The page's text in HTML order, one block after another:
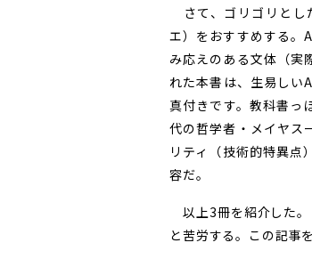
さて、ゴリゴリとし
エ）をおすすめする。
み応えのある文体（実
れた本書は、生易しい
真付きです。教科書っ
代の哲学者・メイヤス
リティ（技術的特異点
容だ。
以上3冊を紹介した。
と苦労する。この記事